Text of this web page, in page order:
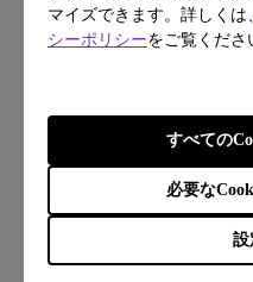
マイズできます。詳しくは
シーポリシーをご覧くださ
設
必要な
すべての
製品保証について